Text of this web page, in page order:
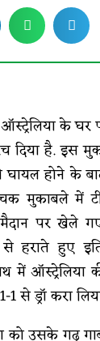
के
दिया है. इस
होने के
मुकाबले में
पर खेले
हराते हुए
में ऑस्ट्रेलिया
से ड्रॉ करा
को उसके गढ़